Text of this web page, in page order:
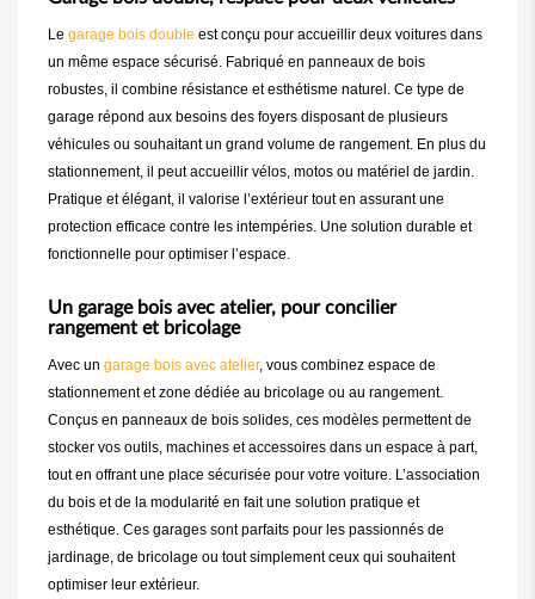
Le garage bois double est conçu pour accueillir deux voitures dans
un même espace sécurisé. Fabriqué en panneaux de bois
robustes, il combine résistance et esthétisme naturel. Ce type de
garage répond aux besoins des foyers disposant de plusieurs
véhicules ou souhaitant un grand volume de rangement. En plus du
stationnement, il peut accueillir vélos, motos ou matériel de jardin.
Pratique et élégant, il valorise l’extérieur tout en assurant une
protection efficace contre les intempéries. Une solution durable et
fonctionnelle pour optimiser l’espace.
Un garage bois avec atelier, pour concilier
rangement et bricolage
Avec un garage bois avec atelier, vous combinez espace de
stationnement et zone dédiée au bricolage ou au rangement.
Conçus en panneaux de bois solides, ces modèles permettent de
stocker vos outils, machines et accessoires dans un espace à part,
tout en offrant une place sécurisée pour votre voiture. L’association
du bois et de la modularité en fait une solution pratique et
esthétique. Ces garages sont parfaits pour les passionnés de
jardinage, de bricolage ou tout simplement ceux qui souhaitent
optimiser leur extérieur.